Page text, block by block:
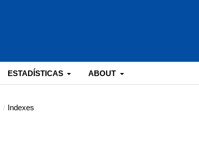
ESTADÍSTICAS ABOUT
/ Indexes